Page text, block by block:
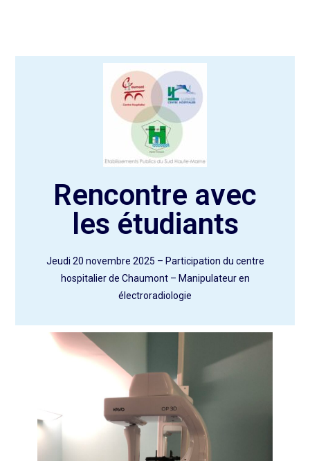
Rencontre avec
les étudiants
Jeudi 20 novembre 2025 – Participation du centre
hospitalier de Chaumont – Manipulateur en
électroradiologie